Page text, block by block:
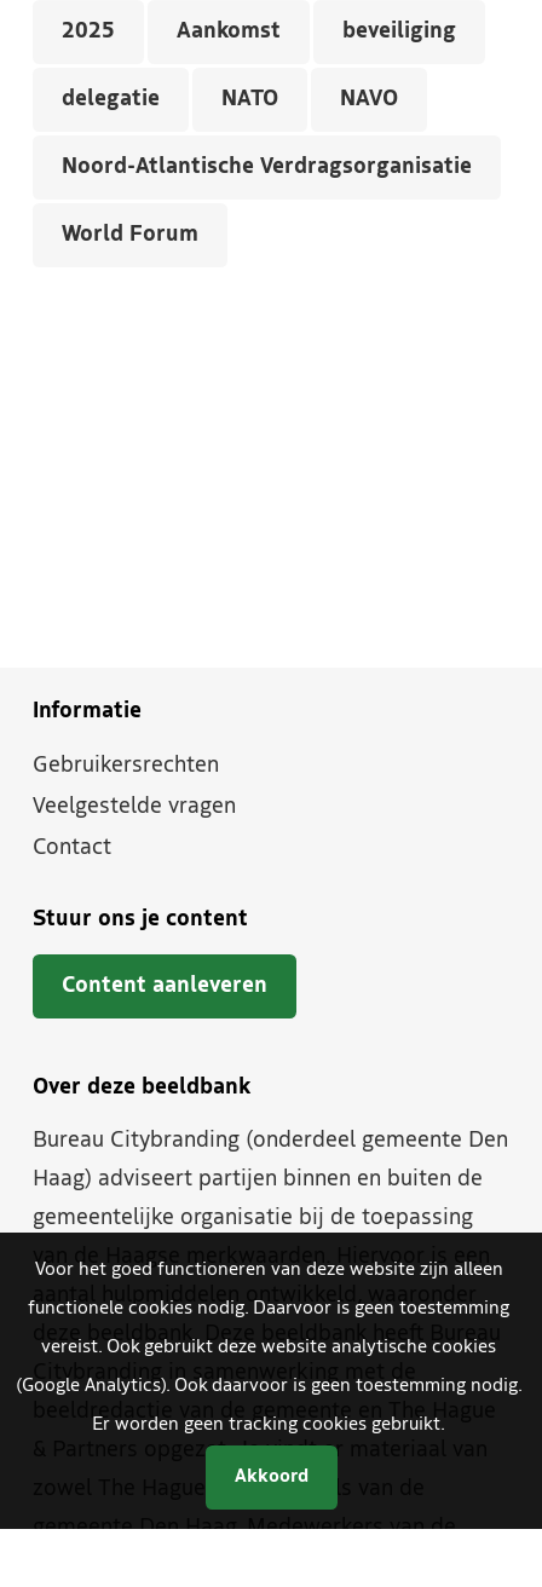
2025 Aankomst beveiliging
delegatie NATO NAVO
Noord-Atlantische Verdragsorganisatie
World Forum
Informatie
Gebruikersrechten
Veelgestelde vragen
Contact
Stuur ons je content
Content aanleveren
Over deze beeldbank
Bureau Citybranding (onderdeel gemeente Den
Haag) adviseert partijen binnen en buiten de
gemeentelijke organisatie bij de toepassing
van de Haagse merkwaarden. Hiervoor is een
aantal hulpmiddelen ontwikkeld, waaronder
deze beeldbank. Deze beeldbank heeft Bureau
Citybranding in samenwerking met de
beeldredactie van de gemeente en The Hague
& Partners opgezet. Je vindt er materiaal van
zowel The Hague & Partners als van de
gemeente Den Haag. Medewerkers van de
Voor het goed functioneren van deze website zijn alleen
functionele cookies nodig. Daarvoor is geen toestemming
vereist. Ook gebruikt deze website analytische cookies
(Google Analytics). Ook daarvoor is geen toestemming nodig.
Er worden geen tracking cookies gebruikt.
Akkoord